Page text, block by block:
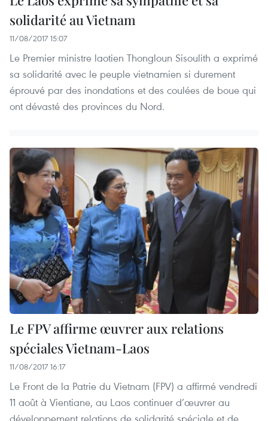
solidarité au Vietnam
11/08/2017 15:07
Le Premier ministre laotien Thongloun Sisoulith a exprimé
sa solidarité avec le peuple vietnamien si durement
éprouvé par des inondations et des coulées de boue qui
ont dévasté des provinces du Nord.
Le FPV affirme œuvrer aux relations
spéciales Vietnam-Laos
11/08/2017 16:17
Le Front de la Patrie du Vietnam (FPV) a affirmé vendredi
11 août à Vientiane, au Laos continuer d’œuvrer au
développement relations de solidarité spéciale et de